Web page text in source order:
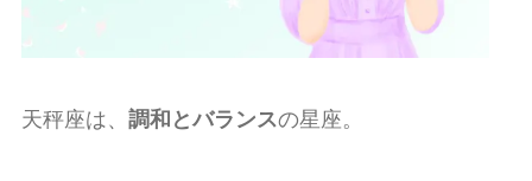
天秤座は、 調和とバランスの星座。